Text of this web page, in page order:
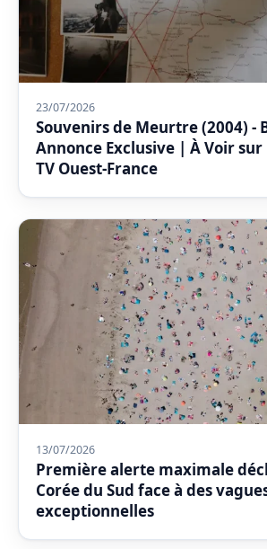
23/07/2026
Souvenirs de Meurtre (2004) -
Annonce Exclusive | À Voir
TV Ouest-France
13/07/2026
Première alerte maximale
Corée du Sud face à des
exceptionnelles